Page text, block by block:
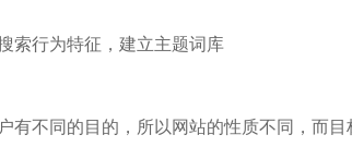
行为特征，建立主题词库
不同的目的，所以网站的性质不同，而目